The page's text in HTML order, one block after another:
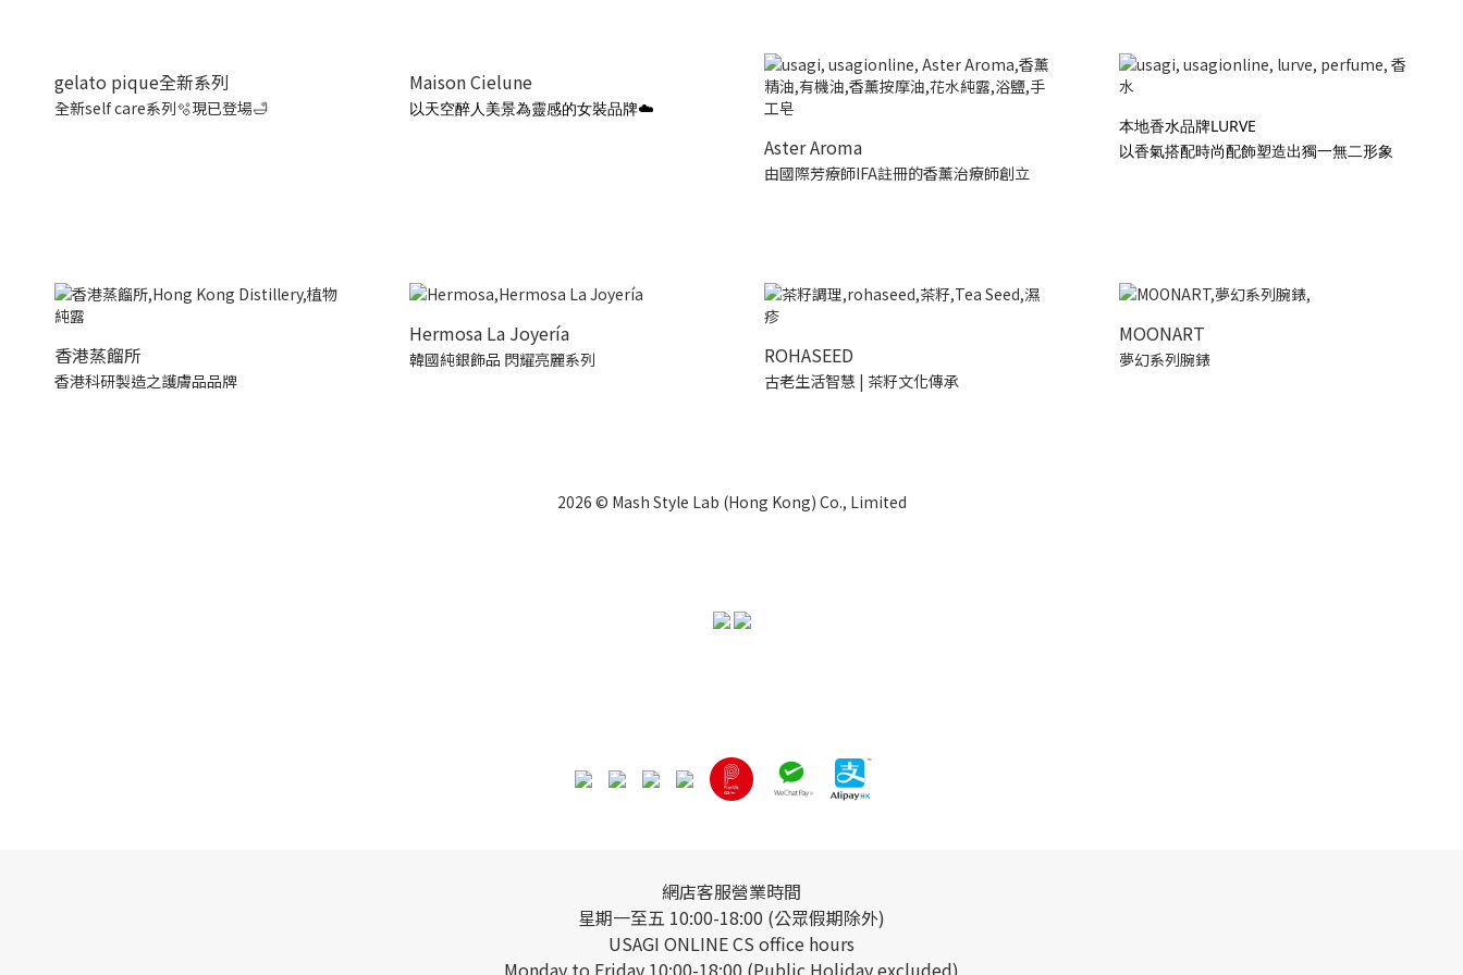
gelato pique全新系列
全新self care系列🫧現已登場🛁
Maison Cielune
以天空醉人美景為靈感的女裝品牌☁️
Aster Aroma
由國際芳療師IFA註冊的香薰治療師創立
本地香水品牌LURVE
以香氣搭配時尚配飾塑造出獨一無二形象
香港蒸餾所
香港科研製造之護膚品品牌
Hermosa La Joyería
韓國純銀飾品 閃耀亮麗系列 ROHASEED
古老生活智慧 | 茶籽文化傳承
MOONART
夢幻系列腕錶
2026 © Mash Style Lab (Hong Kong) Co., Limited
網店客服營業時間
星期一至五 10:00-18:00 (公眾假期除外)
USAGI ONLINE CS office hours
Monday to Friday 10:00-18:00 (Public Holiday excluded)